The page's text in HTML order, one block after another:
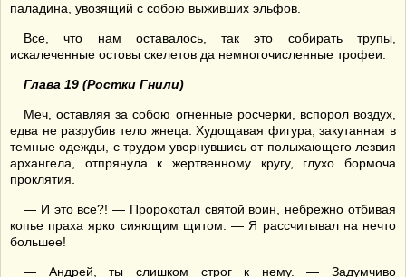
паладина, увозящий с собою выживших эльфов.
Все, что нам оставалось, так это собирать трупы,
искалеченные остовы скелетов да немногочисленные трофеи.
Глава 19 (Ростки Гнили)
Меч, оставляя за собою огненные росчерки, вспорол воздух,
едва не разрубив тело жнеца. Худощавая фигура, закутанная в
темные одежды, с трудом увернувшись от полыхающего лезвия
архангела, отпрянула к жертвенному кругу, глухо бормоча
проклятия.
— И это все?! — Пророкотал святой воин, небрежно отбивая
копье праха ярко сияющим щитом. — Я рассчитывал на нечто
большее!
— Андрей, ты слишком строг к нему. — Задумчиво